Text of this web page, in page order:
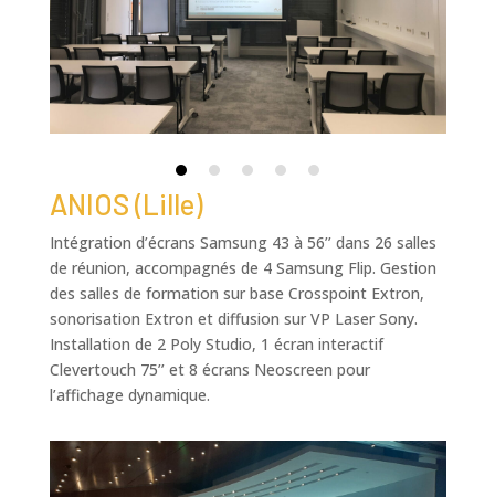
ANIOS (Lille)
Intégration d’écrans Samsung 43 à 56’’ dans 26 salles
de réunion, accompagnés de 4 Samsung Flip. Gestion
des salles de formation sur base Crosspoint Extron,
sonorisation Extron et diffusion sur VP Laser Sony.
Installation de 2 Poly Studio, 1 écran interactif
Clevertouch 75’’ et 8 écrans Neoscreen pour
l’affichage dynamique.